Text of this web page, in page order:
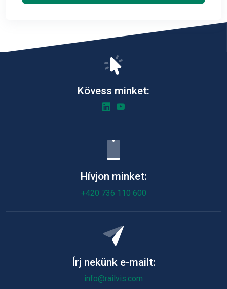
Kövess minket:
Hívjon minket:
+420 736 110 600
Írj nekünk e-mailt:
info@railvis.com